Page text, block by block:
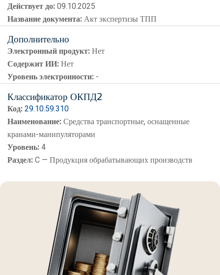
Действует до:09.10.2025
Название документа:Акт экспертизы ТПП
Дополнительно
Электронный продукт:Нет
Содержит ИИ:Нет
Уровень электронности: -
Классификатор ОКПД2
Код:29.10.59.310
Наименование:Средства транспортные, оснащенные
кранами-манипуляторами
Уровень:4
Раздел:C — Продукция обрабатывающих производств